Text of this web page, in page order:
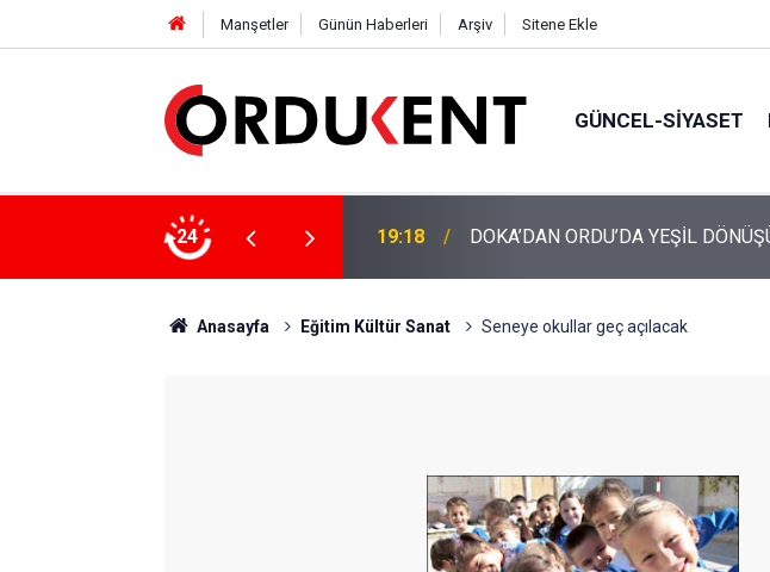
Manşetler Günün Haberleri Arşiv Sitene Ekle
GÜNCEL-SIYASET
24
4 MİLYON LİRAYA YAKIN DESTEK 12:46 YENİ PARTİ’NİN ORDU’DAKİ 69
Anasayfa Eğitim Kültür Sanat Seneye okullar geç açılacak